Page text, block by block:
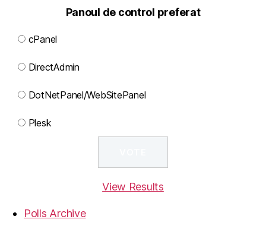
Panoul de control preferat
cPanel
DirectAdmin
DotNetPanel/WebSitePanel
Plesk
View Results
Polls Archive